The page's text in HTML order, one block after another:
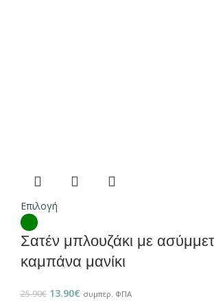
Επιλογή
Σατέν μπλουζάκι με
καμπάνα μανίκι
25.90€ 13.90€ συμπερ. ΦΠΑ